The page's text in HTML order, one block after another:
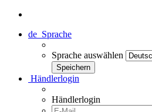
de Sprache
Sprache auswählen
Händlerlogin
Händlerlogin